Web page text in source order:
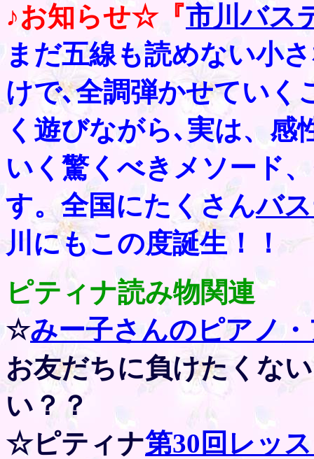
♪お知らせ☆『市川バス
まだ五線も読めない小
けで､全調弾かせていく
く遊びながら､実は、感
いく驚くべきメソード
す。全国にたくさんバ
川にもこの度誕生！！
ピティナ読み物関連
☆みー子さんのピアノ
お友だちに負けたくな
い？？
☆ピティナ第30回レッ